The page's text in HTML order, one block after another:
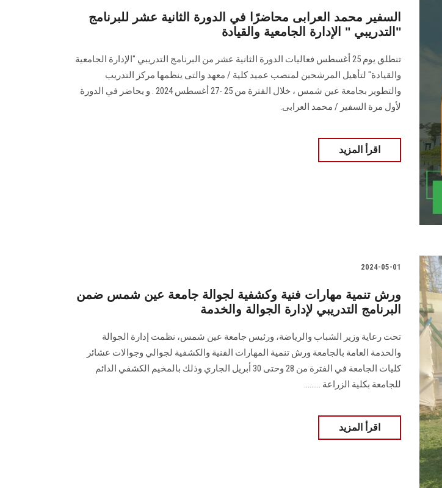
السفير محمد العرابى محاضرًا في الدورة الثانية عشر للبرنامج
التدريبي " الإدارة الجامعية والقيادة"
تنطلق يوم 25 أغسطس فعاليات الدورة الثانية عشر من البرنامج التدريبي "الإدارة الجامعية
والقيادة" لتأهيل المرشحين لمنصب عميد كلية / معهد والتى ينظمها مركز التدريب
والتطوير بجامعة عين شمس ، خلال الفترة من 25 -27 أغسطس 2024 . و يحاضر في الدورة
لأول مرة السفير / محمد العرابى.
اقرأ المزيد
2024-05-01
ورش تنمية مهارات فنية وكشفية لجوالة جامعة عين شمس ضمن
البرنامج التدريبي لإدارة الجوالة والخدمة
تحت رعاية وزير الشباب والرياضة، و‏رئيس جامعة عين شمس، نظمت إدارة الجوالة
والخدمة العامة بالجامعة ورش تنمية المهارات ‏الفنية والكشفية لجوالي وجوالات عشائر
كليات الجامعة في الفترة من 28 وحتى 30 أبريل الجاري وذلك بالمخيم الكشفي الدائم
للجامعة بكلية الزراعة‎ ‎‏.‏........
اقرأ المزيد